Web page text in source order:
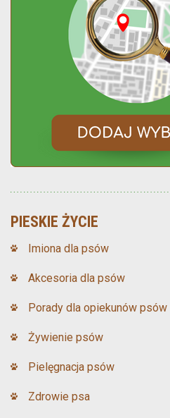
PIESKIE ŻYCIE
Imiona dla psów
Akcesoria dla psów
Porady dla opiekunów psów
Żywienie psów
Pielęgnacja psów
Zdrowie psa